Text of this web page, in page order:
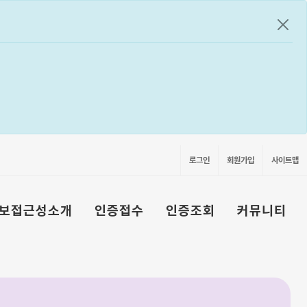
공지
로그인 회원가입 사이트맵
접근성소개 인증접수 인증조회 커뮤니티